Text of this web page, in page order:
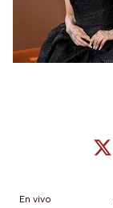
En vivo